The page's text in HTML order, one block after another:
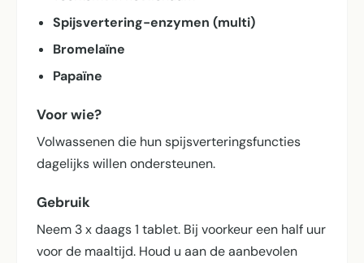
Spijsvertering-enzymen (multi)
Bromelaïne
Papaïne
Voor wie?
Volwassenen die hun spijsverterings­functies
dagelijks willen ondersteunen.
Gebruik
Neem 3 x daags 1 tablet. Bij voorkeur een half uur
voor de maaltijd. Houd u aan de aanbevolen